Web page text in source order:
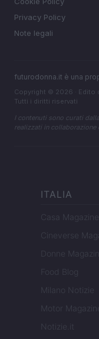
Privacy Policy
Note legali
futurodonna.it è una
Copyright © 2026 · Edito
Tutti i diritti riservati
I contenuti sono curati
realizzati in collaborazione
ITALIA
Casa Magazine
Cineverse
Donne Magazine
Food Blog
Milano Notizie
Motor Magazine
Notizie.it